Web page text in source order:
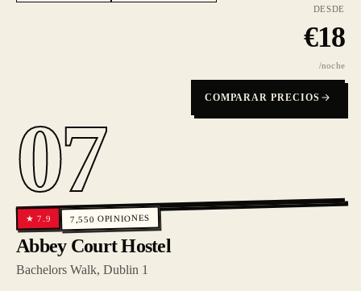
DESDE
€18
/noche
COMPARAR PRECIOS
07
★7.9 7,550 OPINIONES
Abbey Court Hostel
Bachelors Walk, Dublin 1